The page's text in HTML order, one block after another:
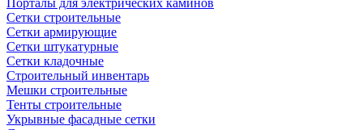
Порталы для электрических каминов
Сетки строительные
Сетки армирующие
Сетки штукатурные
Сетки кладочные
Строительный инвентарь
Мешки строительные
Тенты строительные
Укрывные фасадные сетки